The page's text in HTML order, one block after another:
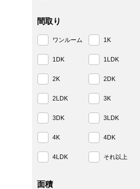
間取り
ワンルーム 1K
1DK 1LDK
2K 2DK
2LDK 3K
3DK 3LDK
4K 4DK
4LDK それ以上
面積